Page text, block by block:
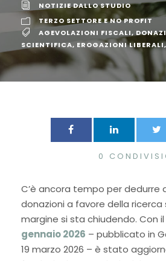
NOTIZIE DALLO STUDIO
TERZO SETTORE E NO PROFIT
AGEVOLAZIONI FISCALI,
SCIENTIFICA, EROGAZIONI LIBERALI,
0
C’è ancora tempo per dedurre
donazioni a favore della ricerca
margine si sta chiudendo. Con il
gennaio 2026 – pubblicato in
19 marzo 2026 – è stato